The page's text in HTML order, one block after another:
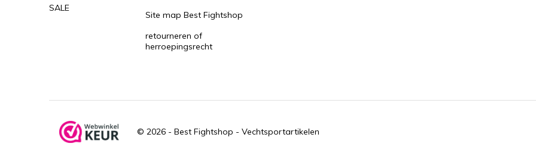
SALE
Site map Best Fightshop
retourneren of
herroepingsrecht
© 2026 - Best Fightshop - Vechtsportartikelen